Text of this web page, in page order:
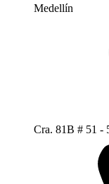
Medellín
Cra. 81B # 51 -